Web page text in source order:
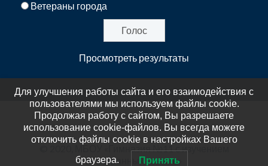
Ветераны города
Просмотреть результаты
© 2020, МБОУ «Гимназия №11 с изучением
иностранных языков»
Для улучшения работы сайта и его взаимодействия с
пользователями мы используем файлы cookie.
Продолжая работу с сайтом, Вы разрешаете
использование cookie-файлов. Вы всегда можете
отключить файлы cookie в настройках Вашего
браузера. Принять